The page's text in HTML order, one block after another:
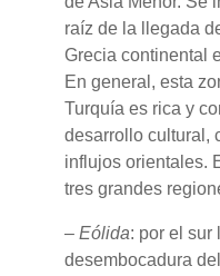
raíz de la llegada
Grecia continental
En general, esta
Turquía es rica y
desarrollo cultural,
influjos orientales.
tres grandes
– Eólida: por el sur
desembocadura